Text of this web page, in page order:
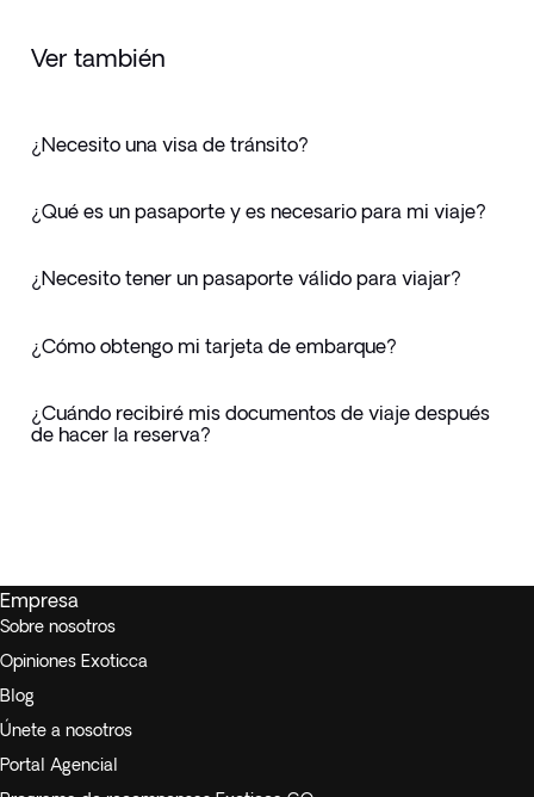
Ver también
¿Necesito una visa de tránsito?
¿Qué es un pasaporte y es necesario para mi viaje?
¿Necesito tener un pasaporte válido para viajar?
¿Cómo obtengo mi tarjeta de embarque?
¿Cuándo recibiré mis documentos de viaje después
de hacer la reserva?